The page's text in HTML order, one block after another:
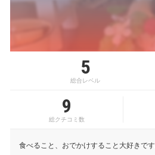
5
総合レベル
9
総クチコミ数
食べること、おでかけすること大好きで